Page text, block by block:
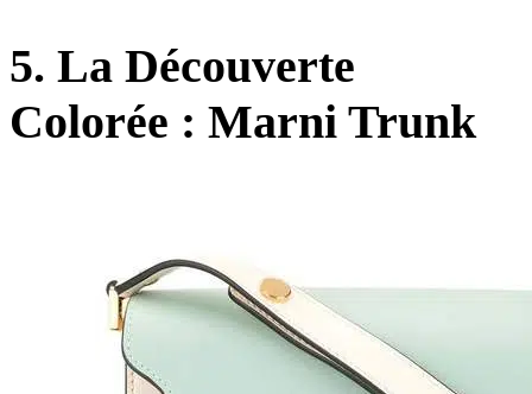
5. La Découverte
Colorée : Marni Trunk